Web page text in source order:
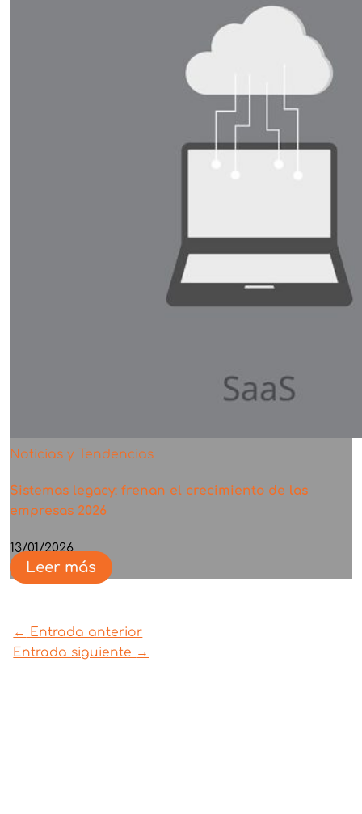
Noticias y Tendencias
Sistemas legacy: frenan el crecimiento de las
empresas 2026
13/01/2026
Leer más
← Entrada anterior
Entrada siguiente →